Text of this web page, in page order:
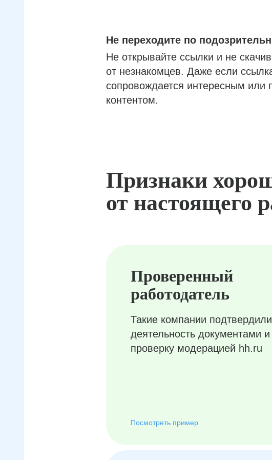
Не переходите по
Не открывайте ссылки и не
от незнакомцев. Даже если
сопровождается интересным или
контентом.
Признаки
от настоящего
Проверенный
работодатель
Такие компании
деятельность документами
проверку модерацией hh.ru
Посмотреть пример